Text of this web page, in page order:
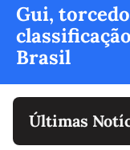
Gui,
Brasil
Últimas